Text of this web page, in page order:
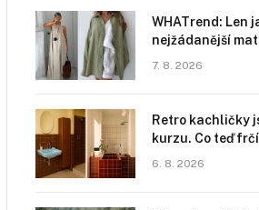
WHATrend: Len
nejžádanější
7. 8. 2026
Retro kachličky
kurzu. Co teď
6. 8. 2026